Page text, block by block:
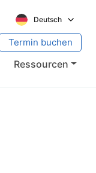
Deutsch
Ressourcen
Termin buchen